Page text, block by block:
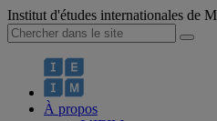
Institut d'études internationales de
À propos